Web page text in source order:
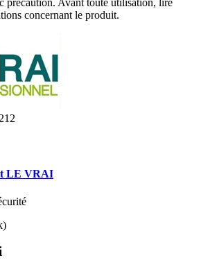
précaution. Avant toute utilisation, lire
concernant le produit.
LE VRAI